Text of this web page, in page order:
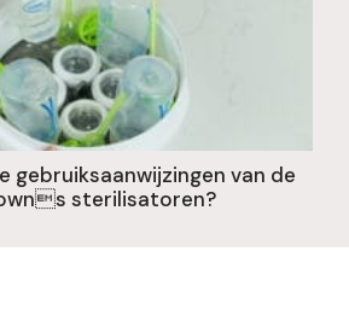
gebruiksaanwijzingen van de
sterilisatoren?